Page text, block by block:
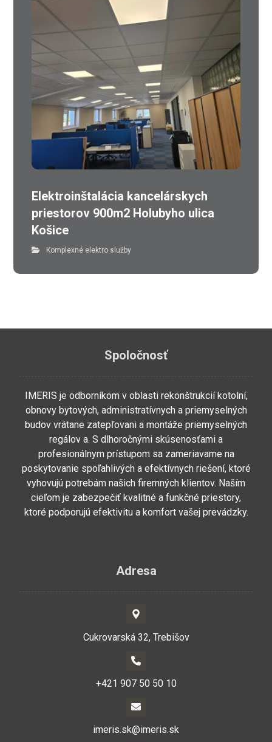
Elektroinštalácia kancelárskych
priestorov 900m2 Holubyho ulica
Košice
Komplexné elektro služby
Spoločnosť
IMERIS je odborníkom v oblasti rekonštrukcií kotolní,
obnovy bytových, administratívnych a priemyselných
budov vrátane zatepľovani a montáže priemyselných
regálov a. S dlhoročnými skúsenosťami a
profesionálnym prístupom sa zameriavame na
poskytovanie spoľahlivých a efektívnych riešení, ktoré
vyhovujú potrebám našich firemných klientov. Naším
cieľom je zabezpečiť kvalitné a funkčné priestory,
ktoré podporujú efektivitu a komfort vašej prevádzky.
Adresa
Cukrovarská 32, Trebišov
+421 907 50 50 10
imeris.sk@imeris.sk